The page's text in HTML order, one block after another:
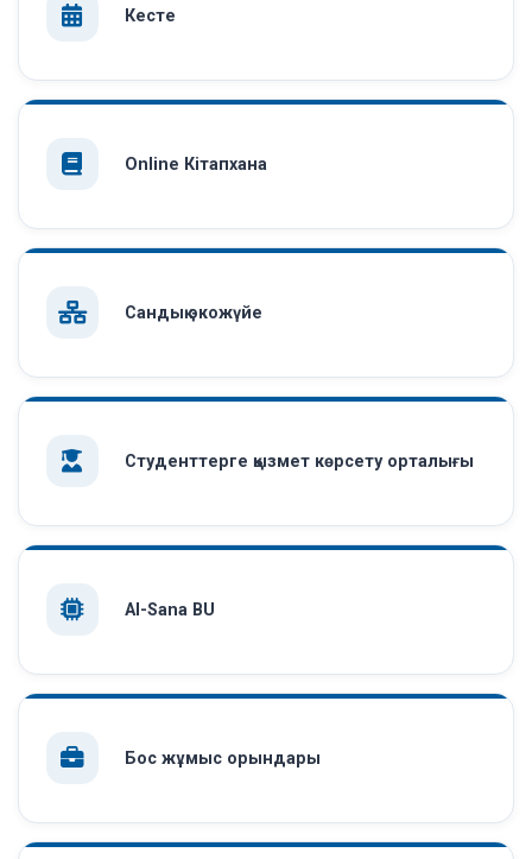
Кесте
Online Кітапхана
Сандық экожүйе
Студенттерге қызмет көрсету орталығы
AI-Sana BU
Бос жұмыс орындары